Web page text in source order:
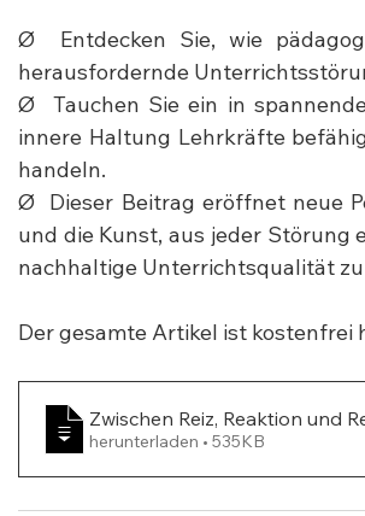
Ø  Entdecken Sie, wie
herausfordernde
Ø  Tauchen Sie ein in
innere Haltung Lehrkräfte
handeln.
Ø  Dieser Beitrag eröffnet neue
und die Kunst, aus jeder Störung
nachhaltige Unterrichtsqualität
Der gesamte Artikel ist kostenfrei
Zwischen Reiz, Reaktion und
herunterladen • 535KB